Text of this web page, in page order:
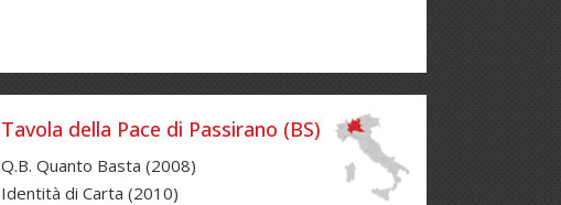
Tavola della Pace di Passirano (BS)
Q.B. Quanto Basta (2008)
Identità di Carta (2010)